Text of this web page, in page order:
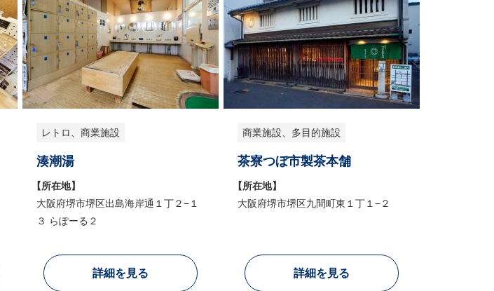
レトロ、商業施設
湊潮湯
【所在地】
大阪府堺市堺区出島海岸通１丁２−１
３ らぽーる２
詳細を見る
商業施設、多目的施設
茶寮つぼ市製茶本舗
【所在地】
大阪府堺市堺区九間町東１丁１−２
詳細を見る